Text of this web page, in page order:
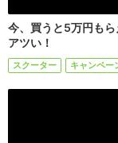
今、買うと5万円も
アツい！
スクーター キャンペー